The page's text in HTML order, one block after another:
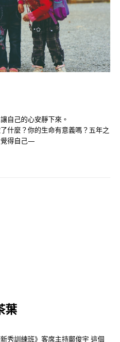
自己的心安靜下來。
什麼？你的生命有意義嗎？五年之
覺得自己—
葉
秀訓練班》客席主持鄺俊宇 這個